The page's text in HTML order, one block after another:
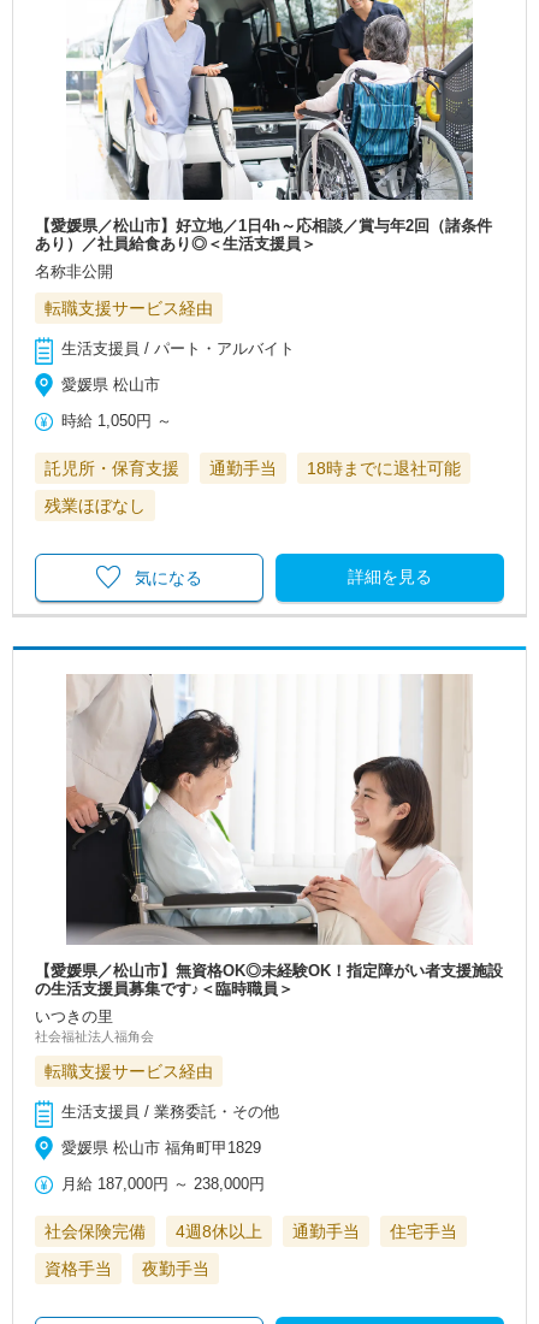
【愛媛県／松山市】好立地／1日4h～応相談／賞与年2回（諸条件
あり）／社員給食あり◎＜生活支援員＞
名称非公開
転職支援サービス経由
生活支援員 / パート・アルバイト
愛媛県 松山市
時給 1,050円 ～
託児所・保育支援 通勤手当
18時までに退社可能
残業ほぼなし
詳細を見る
気になる
【愛媛県／松山市】無資格OK◎未経験OK！指定障がい者支援施設
の生活支援員募集です♪＜臨時職員＞
いつきの里
社会福祉法人福角会
転職支援サービス経由
生活支援員 / 業務委託・その他
愛媛県 松山市 福角町甲1829
月給 187,000円 ～238,000円
社会保険完備 4週8休以上 通勤手当
住宅手当
資格手当
夜勤手当